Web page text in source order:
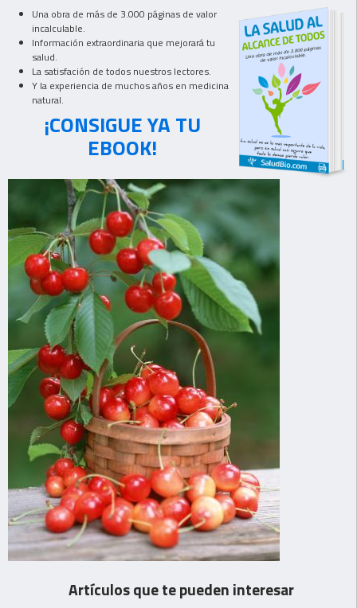
Una obra de más de 3.000 páginas de valor
incalculable.
Información extraordinaria que mejorará tu
salud.
La satisfación de todos nuestros lectores.
Y la experiencia de muchos años en medicina
natural.
¡CONSIGUE YA TU
EBOOK!
Artículos que te pueden interesar